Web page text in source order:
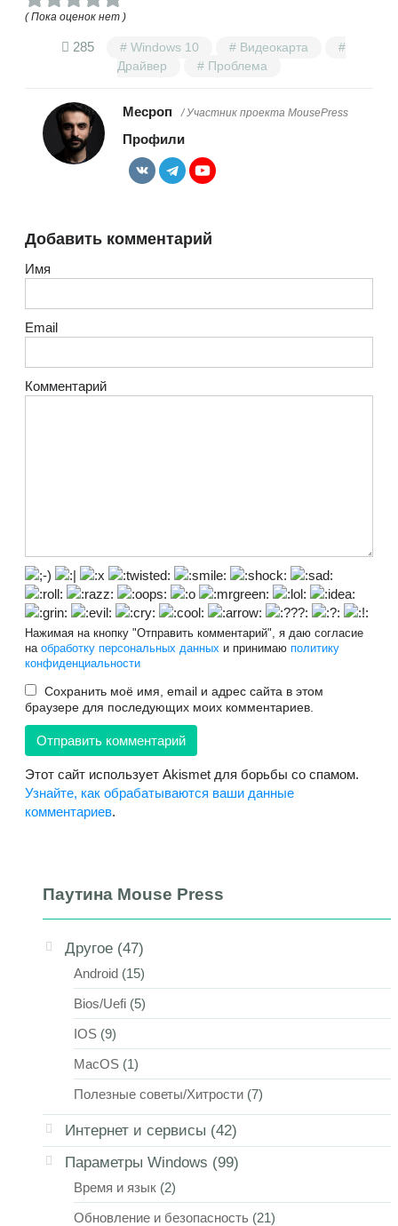
( Пока оценок нет )
285 Windows 10
Видеокарта
Драйвер
Проблема
Месроп / Участник проекта MousePress
Профили
Добавить комментарий
Имя
Email
Комментарий
Нажимая на кнопку "Отправить комментарий", я даю согласие
на обработку персональных данных и принимаю политику
конфиденциальности
Сохранить моё имя, email и адрес сайта в этом
браузере для последующих моих комментариев.
Этот сайт использует Akismet для борьбы со спамом.
Узнайте, как обрабатываются ваши данные
комментариев.
Паутина Mouse Press
Другое (47)
Android (15)
Bios/Uefi (5)
IOS (9)
MacOS (1)
Полезные советы/Хитрости (7)
Интернет и сервисы (42)
Параметры Windows (99)
Время и язык (2)
Обновление и безопасность (21)